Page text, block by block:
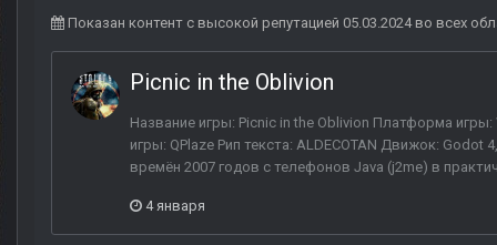
Показан контент с высокой репутацией 05.03.2024 во всех
Picnic in the Oblivion
Название игры: Picnic in the Oblivion Платформа
игры: QPlaze Рип текста: ALDECOTAN Движок: Godot
времён 2007 годов с телефонов Java (j2me) в
4 января